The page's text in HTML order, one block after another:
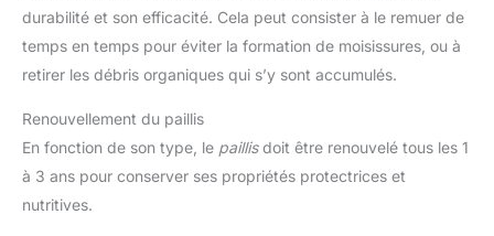
durabilité et son efficacité. Cela peut consister à le remuer de
temps en temps pour éviter la formation de moisissures, ou à
retirer les débris organiques qui s’y sont accumulés.
Renouvellement du paillis
En fonction de son type, le paillisdoit être renouvelé tous les 1
à 3 ans pour conserver ses propriétés protectrices et
nutritives.